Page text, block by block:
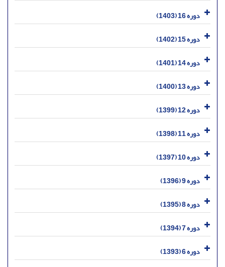
دوره 16 (1403)
دوره 15 (1402)
دوره 14 (1401)
دوره 13 (1400)
دوره 12 (1399)
دوره 11 (1398)
دوره 10 (1397)
دوره 9 (1396)
دوره 8 (1395)
دوره 7 (1394)
دوره 6 (1393)